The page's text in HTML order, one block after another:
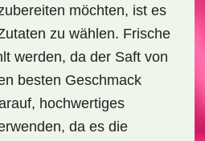
möchten, ist es
zu wählen. Frische
werden, da der Saft von
besten Geschmack
hochwertiges
da es die